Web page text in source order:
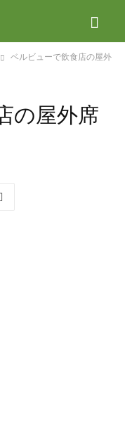
ベルビューで飲食店の屋外
の屋外席